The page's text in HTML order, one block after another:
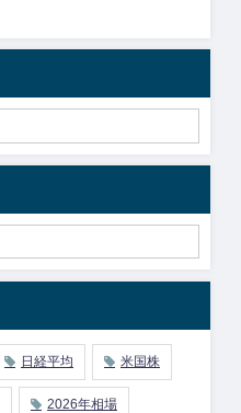
日経平均 米国株
2026年相場